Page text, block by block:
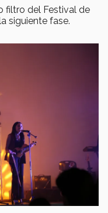
filtro del Festival de
siguiente fase.